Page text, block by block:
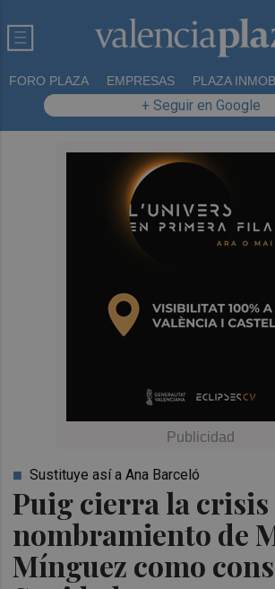
FORO PLAZA EMPRESAS PLAZA
+ Seguir en Google
Puig cierra la crisis
nombramiento de
Mínguez como
Sustituye así a Ana Barceló